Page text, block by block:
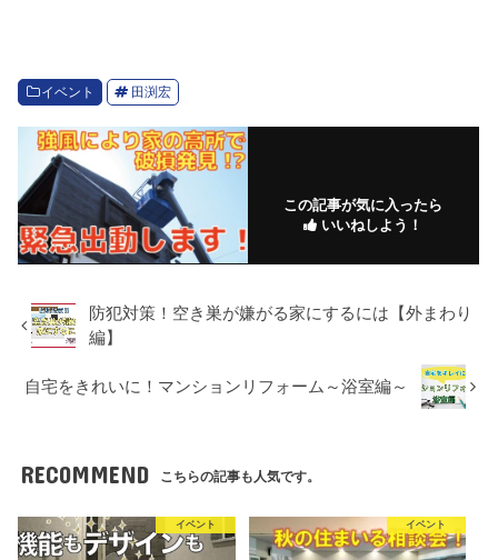
イベント 田渕宏
この記事が気に入ったら
いいねしよう！
防犯対策！空き巣が嫌がる家にするには【外まわり
編】
自宅をきれいに！マンションリフォーム～浴室編～
RECOMMEND こちらの記事も人気です。
イベント イベント